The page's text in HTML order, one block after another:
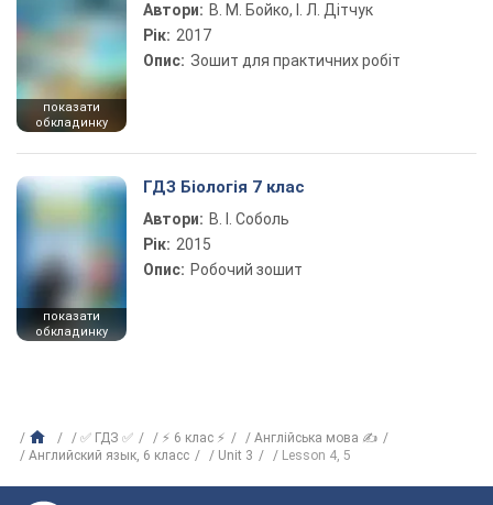
показати
обкладинку
Автори: В. М. Бойко, І. Л. Дітчук
Рік: 2017
Опис: Зошит для практичних робіт
показати
обкладинку
ГДЗ Біологія 7 клас
Автори: В. І. Соболь
Рік: 2015
Опис: Робочий зошит
✅ ГДЗ ✅ ⚡ 6 клас ⚡
Англійська мова ✍
Английский язык, 6 класс
Unit 3 Lesson 4, 5